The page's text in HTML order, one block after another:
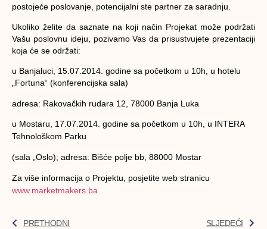
postojeće poslovanje, potencijalni ste partner za saradnju.
Ukoliko želite da saznate na koji način Projekat može podržati
Vašu poslovnu ideju, pozivamo Vas da prisustvujete prezentaciji
koja će se održati:
u Banjaluci, 15.07.2014. godine sa početkom u 10h, u hotelu
„Fortuna“ (konferencijska sala)
adresa: Rakovačkih rudara 12, 78000 Banja Luka
u Mostaru, 17.07.2014. godine sa početkom u 10h, u INTERA
Tehnološkom Parku
(sala „Oslo); adresa: Bišće polje bb, 88000 Mostar
Za više informacija o Projektu, posjetite web stranicu
www.marketmakers.ba
PRETHODNI SLJEDEĆI